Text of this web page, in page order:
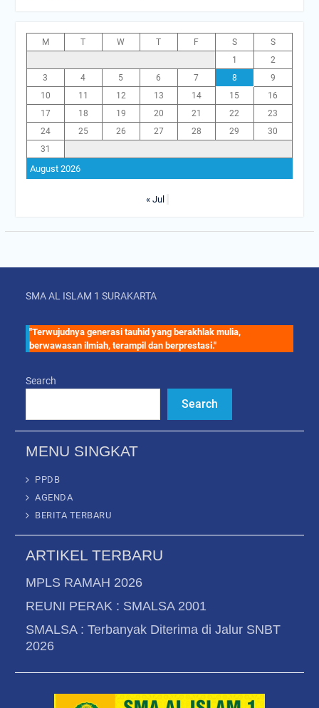
August 2026
M T W T F S
S
1
2
3
4 5 6 7 8
9
10
11 12 13 14 15
16
17
18 19 20 21 22
23
24
25 26 27 28 29
30
31
« Jul
SMA AL ISLAM 1 SURAKARTA
"Terwujudnya generasi tauhid yang berakhlak mulia,
berwawasan ilmiah, terampil dan berprestasi."
Search
Search
MENU SINGKAT
PPDB
AGENDA
BERITA TERBARU
ARTIKEL TERBARU
MPLS RAMAH 2026
REUNI PERAK : SMALSA 2001
SMALSA : Terbanyak Diterima di Jalur SNBT
2026